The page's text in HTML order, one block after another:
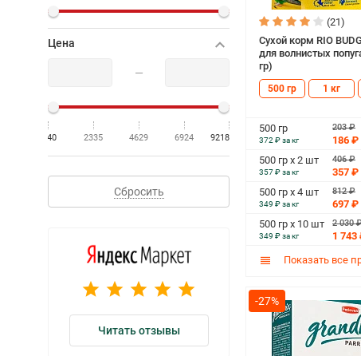
Цена
—
40 2335 4629 6924 9218
Сбросить
Читать отзывы
(21)
Сухой корм RIO
для волнистых
гр)
500 гр 1 кг
500 гр
372 ₽ за кг
203 ₽
186 ₽
500 гр х 2 шт
357 ₽ за кг
406 ₽
357 ₽
500 гр х 4 шт
349 ₽ за кг
812 ₽
697 ₽
500 гр х 10 шт
349 ₽ за кг
2 030
1 743
Показать все
-27%